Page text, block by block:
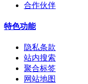
合作伙伴
特色功能
隐私条款
站内搜索
聚合标签
网站地图